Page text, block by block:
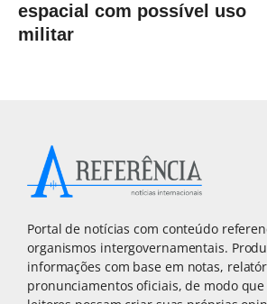
espacial com possível uso
militar
Portal de notícias com conteúdo
organismos intergovernamentais.
informações com base em notas,
pronunciamentos oficiais, de modo que